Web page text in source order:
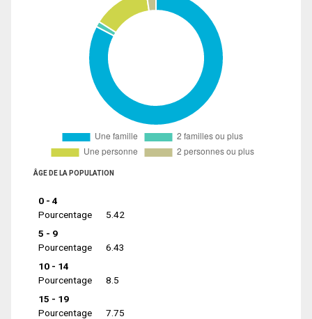
ÂGE DE LA POPULATION
0 - 4
Pourcentage
5.42
5 - 9
Pourcentage
6.43
10 - 14
Pourcentage
8.5
15 - 19
Pourcentage
7.75